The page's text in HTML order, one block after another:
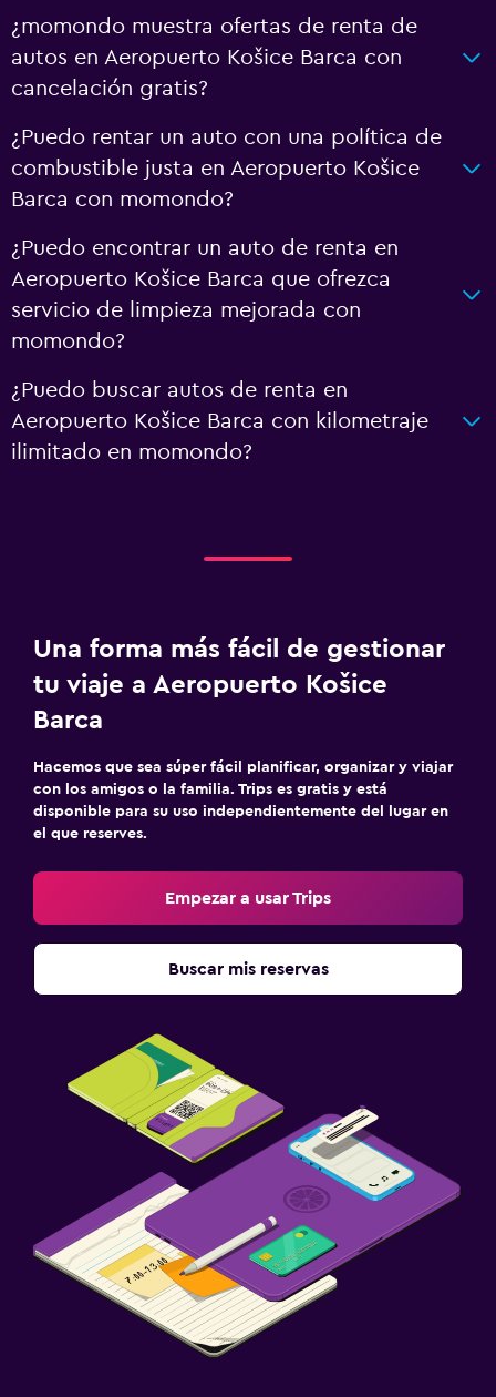
¿momondo muestra ofertas de renta de
autos en Aeropuerto Košice Barca con
cancelación gratis?
¿Puedo rentar un auto con una política de
combustible justa en Aeropuerto Košice
Barca con momondo?
¿Puedo encontrar un auto de renta en
Aeropuerto Košice Barca que ofrezca
servicio de limpieza mejorada con
momondo?
¿Puedo buscar autos de renta en
Aeropuerto Košice Barca con kilometraje
ilimitado en momondo?
Una forma más fácil de gestionar
tu viaje a Aeropuerto Košice
Barca
Hacemos que sea súper fácil planificar, organizar y viajar
con los amigos o la familia. Trips es gratis y está
disponible para su uso independientemente del lugar en
el que reserves.
Empezar a usar Trips
Buscar mis reservas